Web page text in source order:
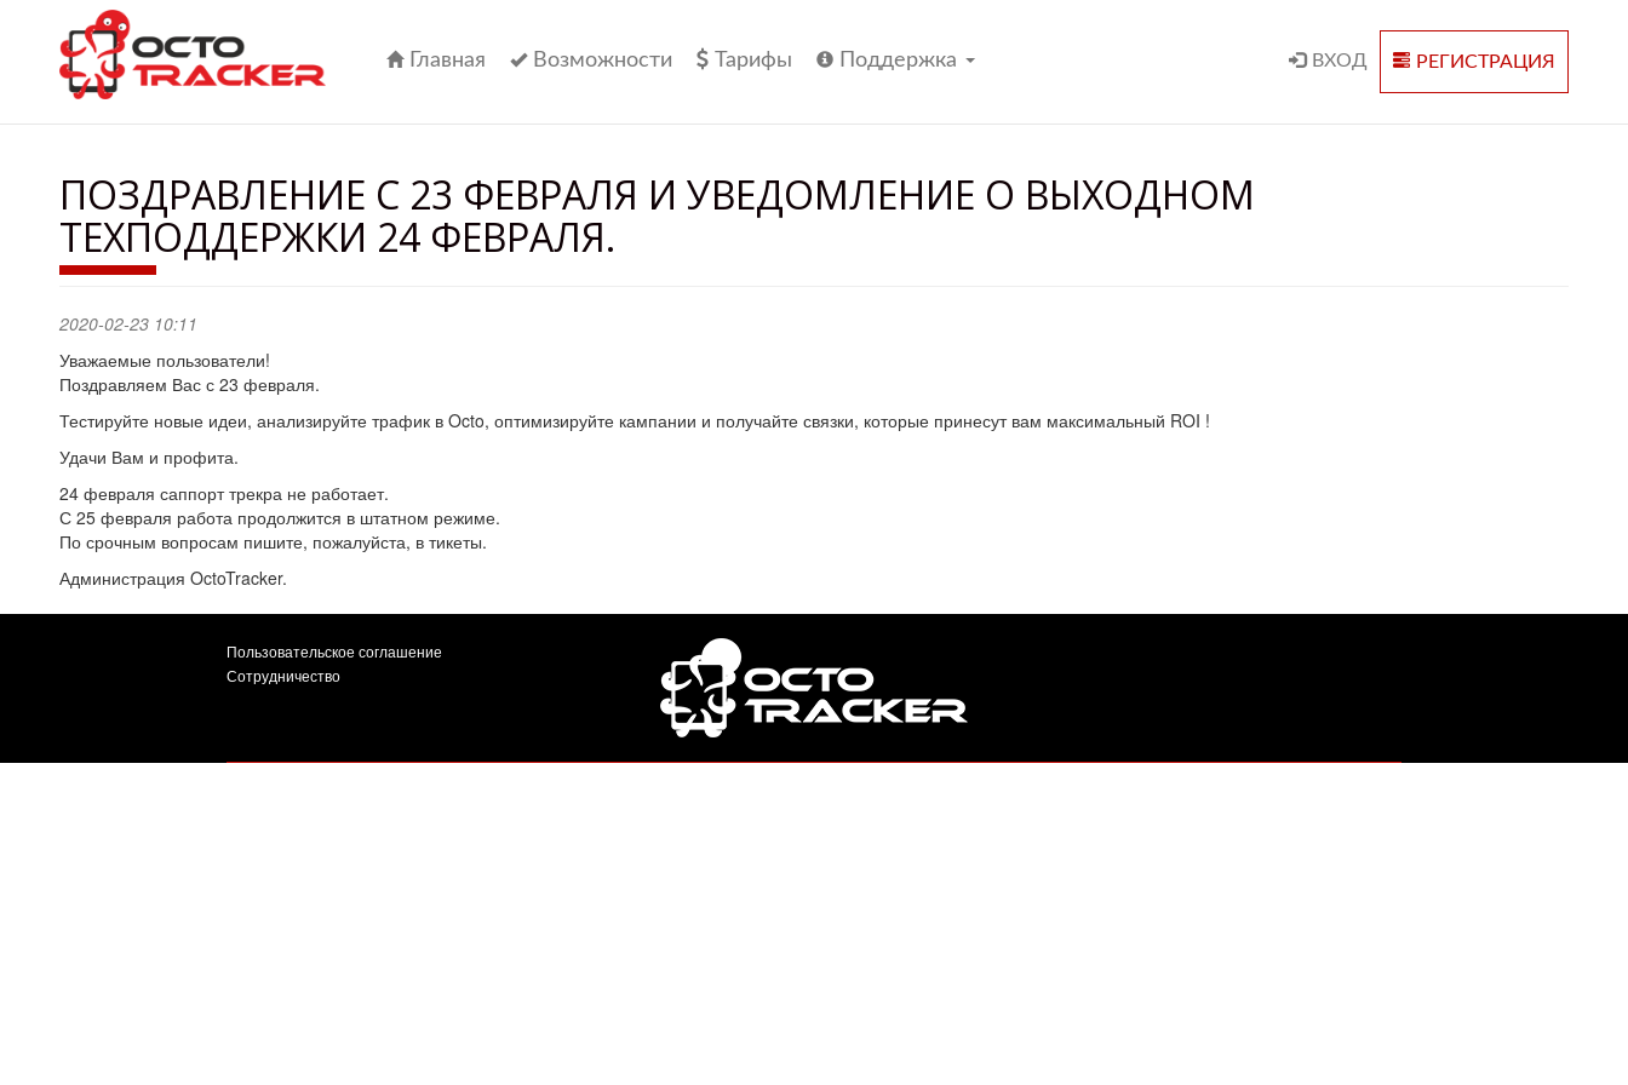
основному
содержанию
Главная Возможности Тарифы Поддержка ВХОД РЕГИСТРАЦИЯ
ПОЗДРАВЛЕНИЕ С 23 ФЕВРАЛЯ И УВЕДОМЛЕНИЕ О ВЫХОДНОМ
ТЕХПОДДЕРЖКИ 24 ФЕВРАЛЯ.
2020-02-23 10:11
Уважаемые пользователи!
Поздравляем Вас с 23 февраля.
Тестируйте новые идеи, анализируйте трафик в Octo, оптимизируйте кампании и получайте связки, которые принесут вам максимальный ROI !
Удачи Вам и профита.
24 февраля саппорт трекра не работает.
С 25 февраля работа продолжится в штатном режиме.
По срочным вопросам пишите, пожалуйста, в тикеты.
Администрация OctoTracker.
Пользовательское соглашение
Сотрудничество